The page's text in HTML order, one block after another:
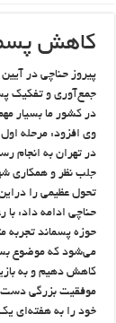
کاهش
پیروز حناچی در
جمع‌آوری و تفکیک
در کشور ما بسیار
وی افزود: مرحله
در تهران به انجام
جلب نظر و همکاری
تحول عظیمی را
حناچی ادامه داد:
می‌شود که موضوع
کاهش دهیم و به
موفقیت بزرگی دست
خود را به هفته‌ای